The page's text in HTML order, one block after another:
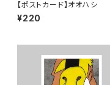
【ポストカード】オオハシ
¥220